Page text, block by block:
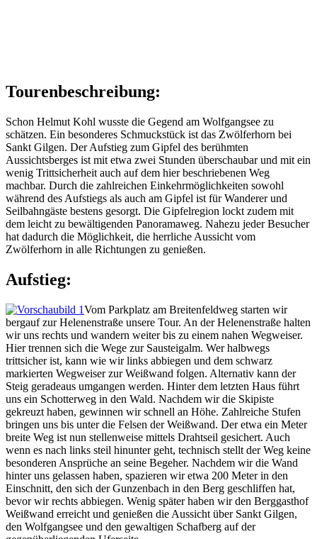
Tourenbeschreibung:
Schon Helmut Kohl wusste die Gegend am Wolfgangsee zu
schätzen. Ein besonderes Schmuckstück ist das Zwölferhorn bei
Sankt Gilgen. Der Aufstieg zum Gipfel des berühmten
Aussichtsberges ist mit etwa zwei Stunden überschaubar und mit ein
wenig Trittsicherheit auch auf dem hier beschriebenen Weg
machbar. Durch die zahlreichen Einkehrmöglichkeiten sowohl
während des Aufstiegs als auch am Gipfel ist für Wanderer und
Seilbahngäste bestens gesorgt. Die Gipfelregion lockt zudem mit
dem leicht zu bewältigenden Panoramaweg. Nahezu jeder Besucher
hat dadurch die Möglichkeit, die herrliche Aussicht vom
Zwölferhorn in alle Richtungen zu genießen.
Aufstieg:
Vom Parkplatz am Breitenfeldweg starten wir
bergauf zur Helenenstraße unsere Tour. An der Helenenstraße halten
wir uns rechts und wandern weiter bis zu einem nahen Wegweiser.
Hier trennen sich die Wege zur Sausteigalm. Wer halbwegs
trittsicher ist, kann wie wir links abbiegen und dem schwarz
markierten Wegweiser zur Weißwand folgen. Alternativ kann der
Steig geradeaus umgangen werden. Hinter dem letzten Haus führt
uns ein Schotterweg in den Wald. Nachdem wir die Skipiste
gekreuzt haben, gewinnen wir schnell an Höhe. Zahlreiche Stufen
bringen uns bis unter die Felsen der Weißwand. Der etwa ein Meter
breite Weg ist nun stellenweise mittels Drahtseil gesichert. Auch
wenn es nach links steil hinunter geht, technisch stellt der Weg keine
besonderen Ansprüche an seine Begeher. Nachdem wir die Wand
hinter uns gelassen haben, spazieren wir etwa 200 Meter in den
Einschnitt, den sich der Gunzenbach in den Berg geschliffen hat,
bevor wir rechts abbiegen. Wenig später haben wir den Berggasthof
Weißwand erreicht und genießen die Aussicht über Sankt Gilgen,
den Wolfgangsee und den gewaltigen Schafberg auf der